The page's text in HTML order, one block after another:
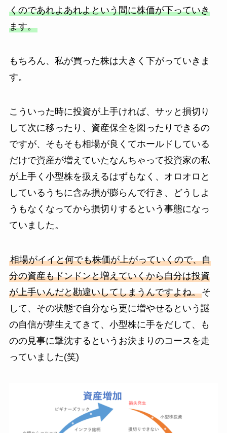
くのであれよあれよという間に株価が下っていき
ます。
もちろん、私が買った株は大きく下がっていきま
す。
こういった時に投資が上手ければ、サッと損切り
して次に移ったり、資産保全を図ったりできるの
ですが、そもそも相場が良くてホールドしている
だけで資産が増えていたなんちゃって投資家の私
が上手く小型株を扱えるはずもなく、オロオロと
しているうちに含み損が膨らんで行き、どうしよ
うもなくなってから損切りするという事態になっ
ていました。
相場がイイと何でも株価が上がっていくので、自
分の資産もドンドンと増えていくから自分は投資
が上手いんだと勘違いしてしまうんですよね。そ
して、その状態で自分なら更に増やせるという謎
の自信が芽生えてきて、小型株に手をだして、も
のの見事に撃沈するというお決まりのコースを走
っていました(笑)